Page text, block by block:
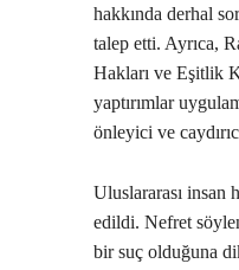
hakkında derhal
talep etti. Ayrıca,
Hakları ve Eşitlik
yaptırımlar
önleyici ve
Uluslararası insan
edildi. Nefret
bir suç olduğuna